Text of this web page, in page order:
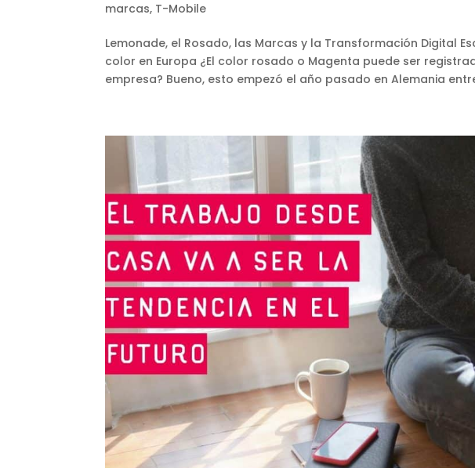
marcas, T-Mobile
Lemonade, el Rosado, las Marcas y la Transformación Digital
color en Europa ¿El color rosado o Magenta puede ser
empresa? Bueno, esto empezó el año pasado en Alemania